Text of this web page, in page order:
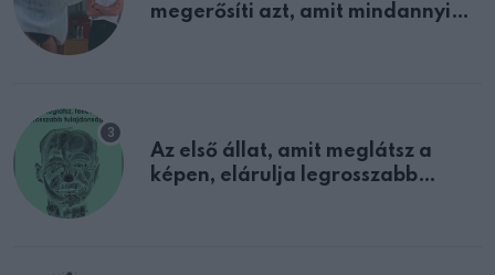
megerősíti azt, amit mindannyian
Az első állat, amit meglátsz a
képen, elárulja legrosszabb